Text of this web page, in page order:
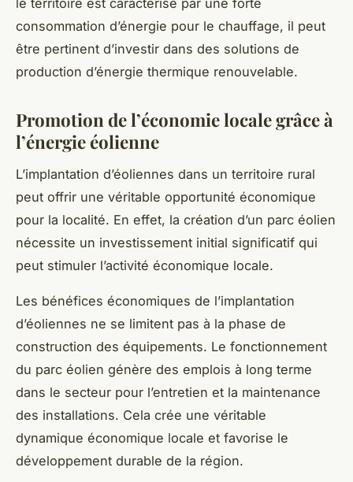
consommation d’énergie pour le chauffage, il peut
être pertinent d’investir dans des solutions de
production d’énergie thermique renouvelable.
Promotion de l’économie locale grâce à
l’énergie éolienne
L’implantation d’éoliennes dans un territoire rural
peut offrir une véritable opportunité économique
pour la localité. En effet, la création d’un parc éolien
nécessite un investissement initial significatif qui
peut stimuler l’activité économique locale.
Les bénéfices économiques de l’implantation
d’éoliennes ne se limitent pas à la phase de
construction des équipements. Le fonctionnement
du parc éolien génère des emplois à long terme
dans le secteur pour l’entretien et la maintenance
des installations. Cela crée une véritable
dynamique économique locale et favorise le
développement durable de la région.